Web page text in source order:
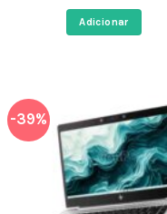
era:
577,00 €.
Adicionar
-39%